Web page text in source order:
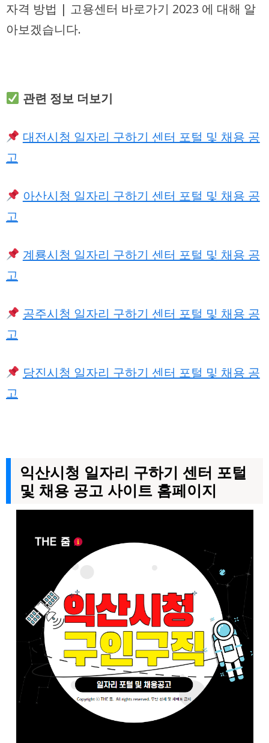
자격 방법 | 고용센터 바로가기 2023 에 대해 알
아보겠습니다.
관련 정보 더보기
대전시청 일자리 구하기 센터 포털 및 채용 공
고
아산시청 일자리 구하기 센터 포털 및 채용 공
고
계룡시청 일자리 구하기 센터 포털 및 채용 공
고
공주시청 일자리 구하기 센터 포털 및 채용 공
고
당진시청 일자리 구하기 센터 포털 및 채용 공
고
익산시청 일자리 구하기 센터 포털
및 채용 공고 사이트 홈페이지